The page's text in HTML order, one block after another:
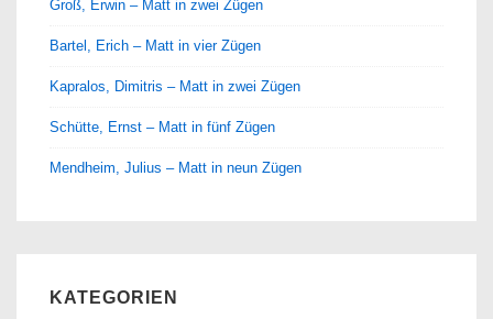
Groß, Erwin – Matt in zwei Zügen
Bartel, Erich – Matt in vier Zügen
Kapralos, Dimitris – Matt in zwei Zügen
Schütte, Ernst – Matt in fünf Zügen
Mendheim, Julius – Matt in neun Zügen
KATEGORIEN